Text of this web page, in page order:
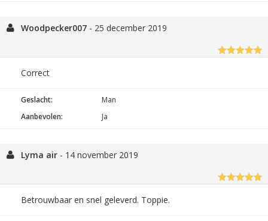
Woodpecker007 - 25 december 2019
Correct
Geslacht:
Man
Aanbevolen:
Ja
Lyma air - 14 november 2019
Betrouwbaar en snel geleverd. Toppie.